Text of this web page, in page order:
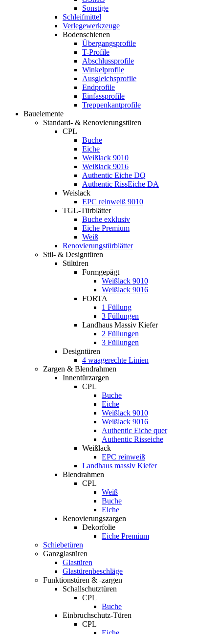
Sonstige
Schleifmittel
Verlegewerkzeuge
Bodenschienen
Übergangsprofile
T-Profile
Abschlussprofile
Winkelprofile
Ausgleichsprofile
Endprofile
Einfassprofile
Treppenkantprofile
Bauelemente
Standard- & Renovierungstüren
CPL
Buche
Eiche
Weißlack 9010
Weißlack 9016
Authentic Eiche DQ
Authentic RissEiche DA
Weislack
EPC reinweiß 9010
TGL-Türblätter
Buche exklusiv
Eiche Premium
Weiß
Renovierungstürblätter
Stil- & Designtüren
Stiltüren
Formgepägt
Weißlack 9010
Weißlack 9016
FORTA
1 Füllung
3 Füllungen
Landhaus Massiv Kiefer
2 Füllungen
3 Füllungen
Designtüren
4 waagerechte Linien
Zargen & Blendrahmen
Innentürzargen
CPL
Buche
Eiche
Weißlack 9010
Weißlack 9016
Authentic Eiche quer
Authentic Risseiche
Weißlack
EPC reinweiß
Landhaus massiv Kiefer
Blendrahmen
CPL
Weiß
Buche
Eiche
Renovierungszargen
Dekorfolie
Eiche Premium
Schiebetüren
Ganzglastüren
Glastüren
Glastürenbeschläge
Funktionstüren & -zargen
Schallschutztüren
CPL
Buche
Einbruchschutz-Türen
CPL